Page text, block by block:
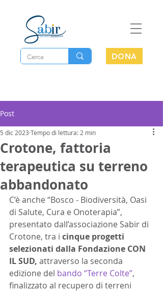
DONA
Post
Crotone, fattoria
terapeutica su terreno
abbandonato
5 dic 2023 Tempo di lettura: 2 min
C’è anche “Bosco - Biodiversità, Oasi
di Salute, Cura e Onoterapia”,
presentato dall’associazione Sabir di
Crotone, tra i cinque progetti
selezionati dalla Fondazione CON
IL SUD, attraverso la seconda
edizione del bando “Terre Colte”,
finalizzato al recupero di terreni